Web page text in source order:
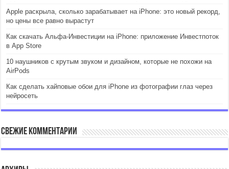
Apple раскрыла, сколько зарабатывает на iPhone: это новый рекорд,
но цены все равно вырастут
Как скачать Альфа-Инвестиции на iPhone: приложение Инвестпоток
в App Store
10 наушников с крутым звуком и дизайном, которые не похожи на
AirPods
Как сделать хайповые обои для iPhone из фотографии глаз через
нейросеть
Свежие комментарии